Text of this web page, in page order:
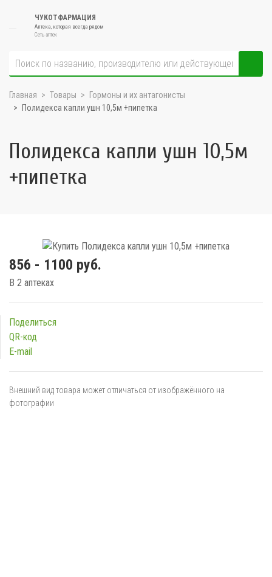
ЧУКОТФАРМАЦИЯ
Аптека, которая всегда рядом
Сеть аптек
Главная Товары
Гормоны и их антагонисты
Полидекса капли ушн 10,5м +пипетка
Полидекса капли ушн 10,5м
+пипетка
856 - 1100 руб.
В 2 аптеках
Поделиться
QR-код
E-mail
Внешний вид товара может отличаться от изображённого на
фотографии